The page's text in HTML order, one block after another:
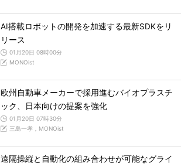
AI搭載ロボットの開発を加速する最新SDKをリ
リース
01月20日 08時00分
MONOist
欧州自動車メーカーで採用進むバイオプラスチ
ック、日本向けの提案を強化
01月20日 07時30分
三島一孝，MONOist
遠隔操縦と自動化の組み合わせが可能なグライ